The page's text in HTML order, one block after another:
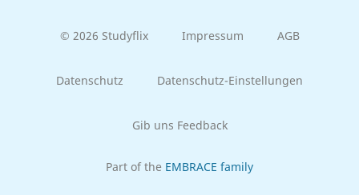
© 2026 Studyflix Impressum AGB
Datenschutz Datenschutz-Einstellungen
Gib uns Feedback
Part of the EMBRACE family